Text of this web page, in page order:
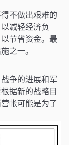
不做出艰难的
减轻经济负
节省资金。最
之一。
争的进展和军
据新的战略目
帐可能是为了